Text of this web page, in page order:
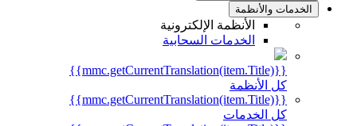
الخدمات والأنظمة
الأنظمة الإلكترونية
الخدمات السحابية
{{mmc.getCurrentTranslation(item.Title)}}
كل الأنظمة
{{mmc.getCurrentTranslation(item.Title)}}
كل الخدمات